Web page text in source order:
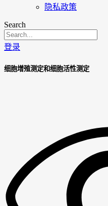
隐私政策
Search
登录
细胞增殖测定和细胞活性测定